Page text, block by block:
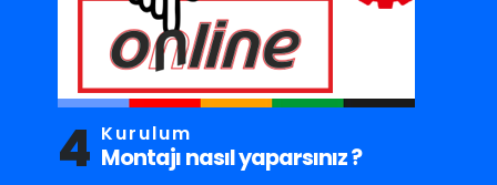
4 Kurulum
Montajı nasıl yaparsınız ?